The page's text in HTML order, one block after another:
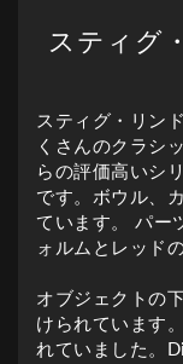
スティグ
スティグ・リン
くさんのクラシ
らの評価高いシ
です。ボウル、
ています。 パー
ォルムとレッド
オブジェクトの
けられています
れていました。